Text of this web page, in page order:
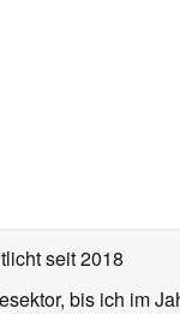
seit 2018
bis ich im